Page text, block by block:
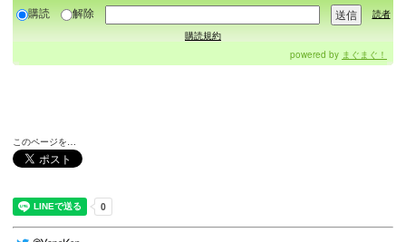
購読 解除
読者
購読規約
powered by まぐまぐ！
このページを…